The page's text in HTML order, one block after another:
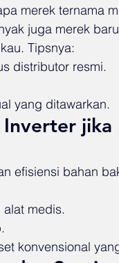
merek ternama
juga merek
Tipsnya:
distributor resmi.
yang ditawarkan.
Inverter jika
efisiensi bahan
alat medis.
konvensional